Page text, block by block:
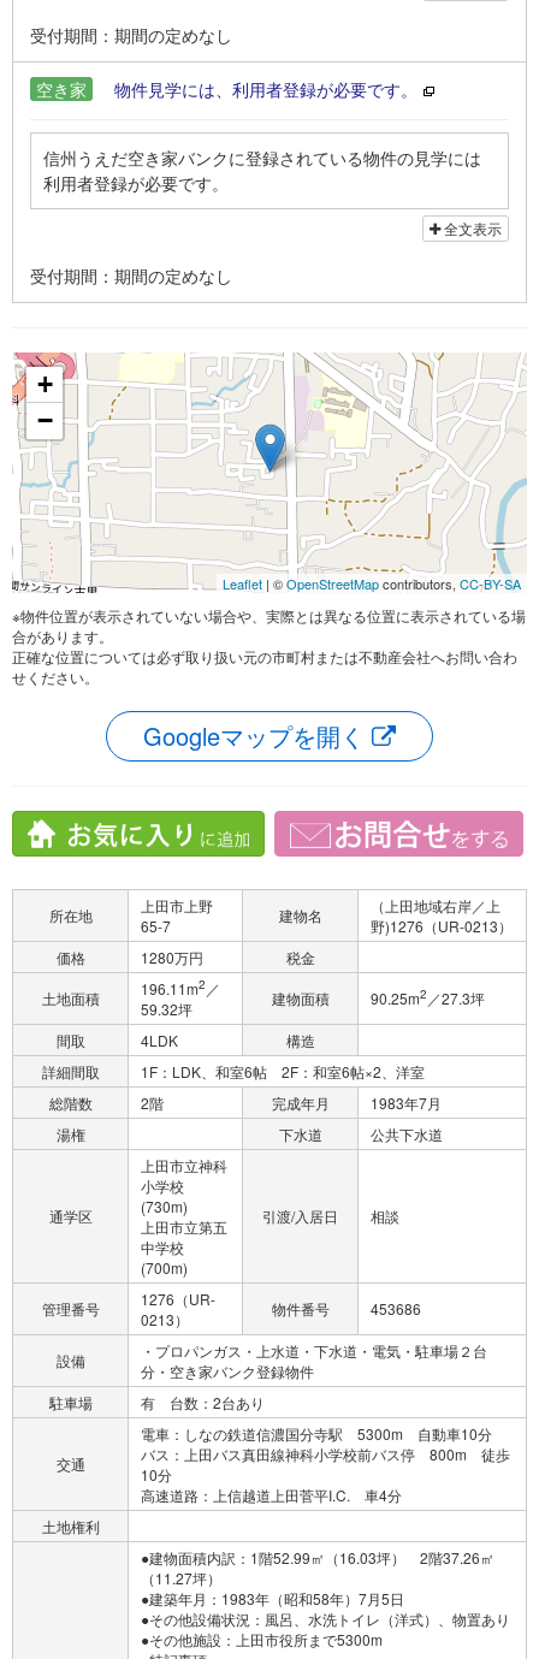
受付期間：期間の定めなし
空き家 物件見学には、利用者登録が必要です。
信州うえだ空き家バンクに登録されている物件の見学には
利用者登録が必要です。
上田市空き家情報バンク制度実施要項をご一読のうえ、利
用者登録申込書に必要事項を記入し、オンラインまたは郵
※利用登録申込者と契約者は同一でお願いします。
全文表示
受付期間：期間の定めなし
+
−
Leaflet | ©OpenStreetMapcontributors, CC-BY-SA
※物件位置が表示されていない場合や、実際とは異なる位置に表示されている場
合があります。
正確な位置については必ず取り扱い元の市町村または不動産会社へお問い合わ
せください。
Googleマップを開く
所在地
上田市上野
65-7
建物名
（上田地域右岸／上
野)1276（UR-0213）
価格
1280万円
税金
土地面積
196.11m2 ／
59.32坪
建物面積 90.25m2 ／27.3坪
間取 4LDK
構造
詳細間取
1F：LDK、和室6帖 2F：和室6帖×2、洋室
総階数
2階 完成年月
1983年7月
湯権
下水道 公共下水道
通学区
上田市立神科
小学校
(730m)
上田市立第五
中学校
(700m)
引渡/入居日 相談
管理番号
1276（UR-
0213）
物件番号 453686
設備
・プロパンガス・上水道・下水道・電気・駐車場２台
分・空き家バンク登録物件
駐車場
有 台数：2台あり
交通
電車：しなの鉄道信濃国分寺駅 5300m 自動車10分
バス：上田バス真田線神科小学校前バス停 800m 徒歩
10分
高速道路：上信越道上田菅平I.C. 車4分
土地権利
●建物面積内訳：1階52.99㎡（16.03坪） 2階37.26㎡
（11.27坪）
●建築年月：1983年（昭和58年）7月5日
●その他設備状況：風呂、水洗トイレ（洋式）、物置あり
●その他施設：上田市役所まで5300m